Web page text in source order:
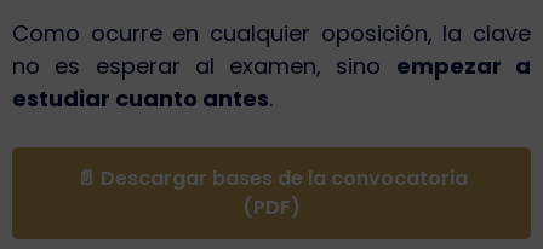
Como ocurre en cualquier oposición, la clave
no es esperar al examen, sino empezar a
estudiar cuanto antes.
📄 Descargar bases de la convocatoria
(PDF)